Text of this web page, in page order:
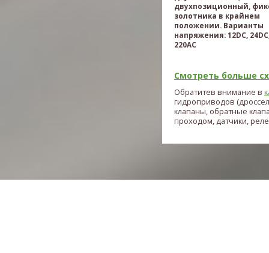
двухпозиционный,
золотника в крайнем
положении. Варианты
напряжения: 12DC,
220AC
Смотреть больше
Обратитев внимание в
гидроприводов
клапаны, обратные
проходом, датчики, реле